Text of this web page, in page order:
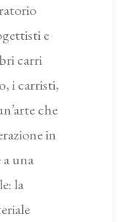
e
carri
i carristi,
che
in
a una
la